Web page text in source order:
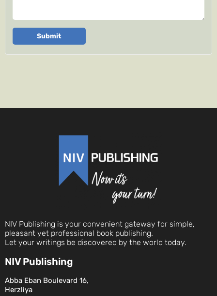
Submit
NIV Publishing is your convenient gateway for simple,
pleasant yet professional book publishing.
Let your writings be discovered by the world today.
NIV Publishing
Abba Eban Boulevard 16,
Herzliya